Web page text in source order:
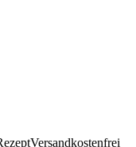
Versandkostenfrei